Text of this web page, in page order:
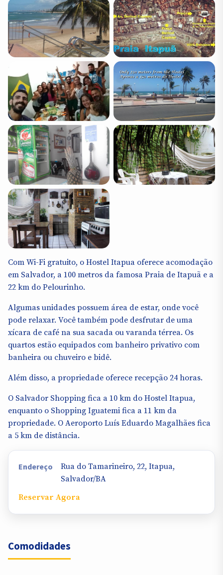
Com Wi-Fi gratuito, o Hostel Itapua oferece acomodação
em Salvador, a 100 metros da famosa Praia de Itapuã e a
22 km do Pelourinho.
Algumas unidades possuem área de estar, onde você
pode relaxar. Você também pode desfrutar de uma
xícara de café na sua sacada ou varanda térrea. Os
quartos estão equipados com banheiro privativo com
banheira ou chuveiro e bidê.
Além disso, a propriedade oferece recepção 24 horas.
O Salvador Shopping fica a 10 km do Hostel Itapua,
enquanto o Shopping Iguatemi fica a 11 km da
propriedade. O Aeroporto Luís Eduardo Magalhães fica
a 5 km de distância.
Endereço
Rua do Tamarineiro, 22, Itapua,
Salvador/BA
Reservar Agora
Comodidades